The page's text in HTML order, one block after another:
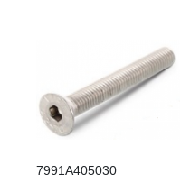
7991A405030